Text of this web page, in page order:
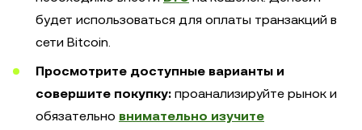
будет использоваться для оплаты транзакций в
сети Bitcoin.
Просмотрите доступные варианты и
совершите покупку: проанализируйте рынок и
обязательно внимательно изучите